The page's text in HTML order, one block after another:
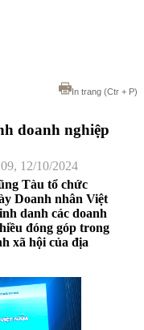
In trang (Ctr + P)
doanh nghiệp
12/10/2024
Tàu tổ chức
Doanh nhân Việt
danh các doanh
đóng góp trong
xã hội của địa